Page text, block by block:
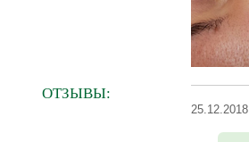
ОТЗЫВЫ:
25.12.2018